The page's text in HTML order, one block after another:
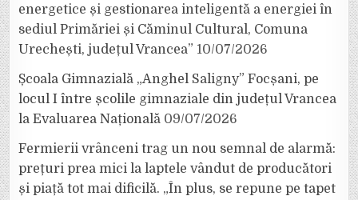
energetice și gestionarea inteligentă a energiei în
sediul Primăriei și Căminul Cultural, Comuna
Urechești, județul Vrancea” 10/07/2026
Școala Gimnazială „Anghel Saligny” Focșani, pe
locul I între școlile gimnaziale din județul Vrancea
la Evaluarea Națională 09/07/2026
Fermierii vrânceni trag un nou semnal de alarmă:
prețuri prea mici la laptele vândut de producători
și piață tot mai dificilă. „În plus, se repune pe tapet